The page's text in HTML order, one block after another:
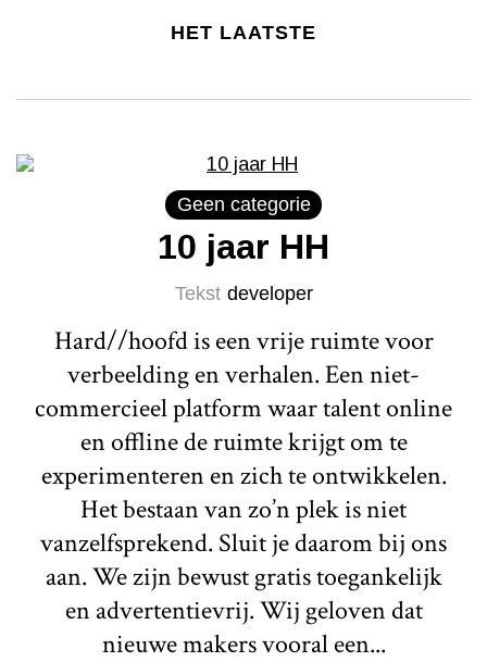
HET LAATSTE
Geen categorie
10 jaar HH
Tekst developer
Hard//hoofd is een vrije ruimte voor
verbeelding en verhalen. Een niet-
commercieel platform waar talent online
en offline de ruimte krijgt om te
experimenteren en zich te ontwikkelen.
Het bestaan van zo’n plek is niet
vanzelfsprekend. Sluit je daarom bij ons
aan. We zijn bewust gratis toegankelijk
en advertentievrij. Wij geloven dat
nieuwe makers vooral een...